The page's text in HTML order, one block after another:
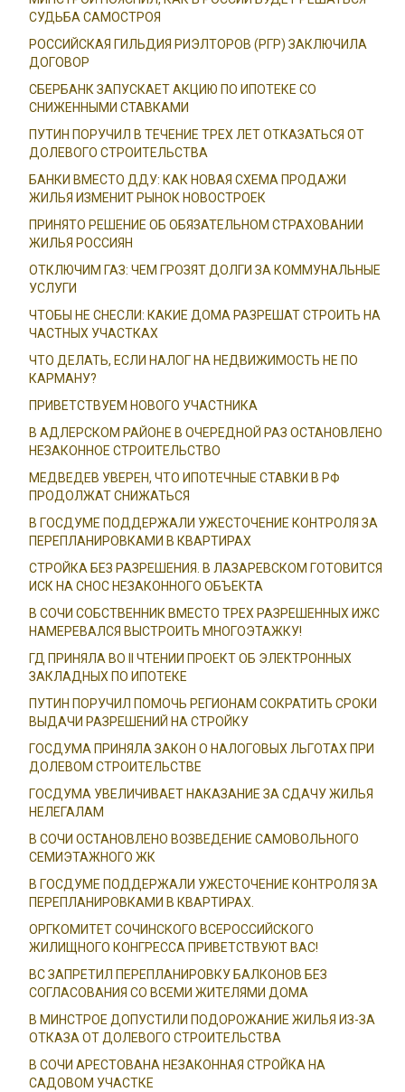
СУДЬБА САМОСТРОЯ
РОССИЙСКАЯ ГИЛЬДИЯ РИЭЛТОРОВ (РГР) ЗАКЛЮЧИЛА
ДОГОВОР
СБЕРБАНК ЗАПУСКАЕТ АКЦИЮ ПО ИПОТЕКЕ СО
СНИЖЕННЫМИ СТАВКАМИ
ПУТИН ПОРУЧИЛ В ТЕЧЕНИЕ ТРЕХ ЛЕТ ОТКАЗАТЬСЯ ОТ
ДОЛЕВОГО СТРОИТЕЛЬСТВА
БАНКИ ВМЕСТО ДДУ: КАК НОВАЯ СХЕМА ПРОДАЖИ
ЖИЛЬЯ ИЗМЕНИТ РЫНОК НОВОСТРОЕК
ПРИНЯТО РЕШЕНИЕ ОБ ОБЯЗАТЕЛЬНОМ СТРАХОВАНИИ
ЖИЛЬЯ РОССИЯН
ОТКЛЮЧИМ ГАЗ: ЧЕМ ГРОЗЯТ ДОЛГИ ЗА КОММУНАЛЬНЫЕ
УСЛУГИ
ЧТОБЫ НЕ СНЕСЛИ: КАКИЕ ДОМА РАЗРЕШАТ СТРОИТЬ НА
ЧАСТНЫХ УЧАСТКАХ
ЧТО ДЕЛАТЬ, ЕСЛИ НАЛОГ НА НЕДВИЖИМОСТЬ НЕ ПО
КАРМАНУ?
ПРИВЕТСТВУЕМ НОВОГО УЧАСТНИКА
В АДЛЕРСКОМ РАЙОНЕ В ОЧЕРЕДНОЙ РАЗ ОСТАНОВЛЕНО
НЕЗАКОННОЕ СТРОИТЕЛЬСТВО
МЕДВЕДЕВ УВЕРЕН, ЧТО ИПОТЕЧНЫЕ СТАВКИ В РФ
ПРОДОЛЖАТ СНИЖАТЬСЯ
В ГОСДУМЕ ПОДДЕРЖАЛИ УЖЕСТОЧЕНИЕ КОНТРОЛЯ ЗА
ПЕРЕПЛАНИРОВКАМИ В КВАРТИРАХ
СТРОЙКА БЕЗ РАЗРЕШЕНИЯ. В ЛАЗАРЕВСКОМ ГОТОВИТСЯ
ИСК НА СНОС НЕЗАКОННОГО ОБЪЕКТА
В СОЧИ СОБСТВЕННИК ВМЕСТО ТРЕХ РАЗРЕШЕННЫХ ИЖС
НАМЕРЕВАЛСЯ ВЫСТРОИТЬ МНОГОЭТАЖКУ!
ГД ПРИНЯЛА ВО II ЧТЕНИИ ПРОЕКТ ОБ ЭЛЕКТРОННЫХ
ЗАКЛАДНЫХ ПО ИПОТЕКЕ
ПУТИН ПОРУЧИЛ ПОМОЧЬ РЕГИОНАМ СОКРАТИТЬ СРОКИ
ВЫДАЧИ РАЗРЕШЕНИЙ НА СТРОЙКУ
ГОСДУМА ПРИНЯЛА ЗАКОН О НАЛОГОВЫХ ЛЬГОТАХ ПРИ
ДОЛЕВОМ СТРОИТЕЛЬСТВЕ
ГОСДУМА УВЕЛИЧИВАЕТ НАКАЗАНИЕ ЗА СДАЧУ ЖИЛЬЯ
НЕЛЕГАЛАМ
В СОЧИ ОСТАНОВЛЕНО ВОЗВЕДЕНИЕ САМОВОЛЬНОГО
СЕМИЭТАЖНОГО ЖК
В ГОСДУМЕ ПОДДЕРЖАЛИ УЖЕСТОЧЕНИЕ КОНТРОЛЯ ЗА
ПЕРЕПЛАНИРОВКАМИ В КВАРТИРАХ.
ОРГКОМИТЕТ СОЧИНСКОГО ВСЕРОССИЙСКОГО
ЖИЛИЩНОГО КОНГРЕССА ПРИВЕТСТВУЮТ ВАС!
ВС ЗАПРЕТИЛ ПЕРЕПЛАНИРОВКУ БАЛКОНОВ БЕЗ
СОГЛАСОВАНИЯ СО ВСЕМИ ЖИТЕЛЯМИ ДОМА
В МИНСТРОЕ ДОПУСТИЛИ ПОДОРОЖАНИЕ ЖИЛЬЯ ИЗ-ЗА
ОТКАЗА ОТ ДОЛЕВОГО СТРОИТЕЛЬСТВА
В СОЧИ АРЕСТОВАНА НЕЗАКОННАЯ СТРОЙКА НА
САДОВОМ УЧАСТКЕ